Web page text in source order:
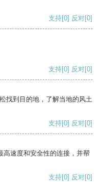
支持[0] 反对[0]
支持[0] 反对[0]
找到目的地，了解当地的风土
支持[0] 反对[0]
高速度和安全性的连接，并帮
支持[0] 反对[0]